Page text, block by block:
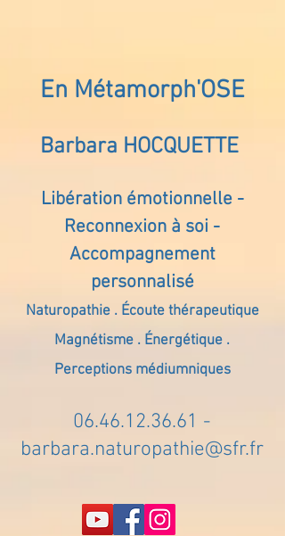
En Métamorph'OSE
Barbara HOCQUETTE
Libération émotionnelle -
Reconnexion à soi -
Accompagnement
personnalisé
Naturopathie . Écoute thérapeutique
Magnétisme . Énergétique .
Perceptions médiumniques
06.46.12.36.61 -
barbara.naturopathie@sfr.fr